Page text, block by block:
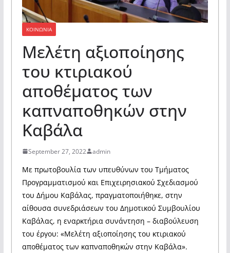
ΚΟΙΝΩΝΙΑ
Μελέτη αξιοποίησης
του κτιριακού
αποθέματος των
καπναποθηκών στην
Καβάλα
September 27, 2022 admin
Με πρωτοβουλία των υπευθύνων του Τμήματος
Προγραμματισμού και Επιχειρησιακού Σχεδιασμού
του Δήμου Καβάλας, πραγματοποιήθηκε, στην
αίθουσα συνεδριάσεων του Δημοτικού Συμβουλίου
Καβάλας, η εναρκτήρια συνάντηση – διαβούλευση
του έργου: «Μελέτη αξιοποίησης του κτιριακού
αποθέματος των καπναποθηκών στην Καβάλα».